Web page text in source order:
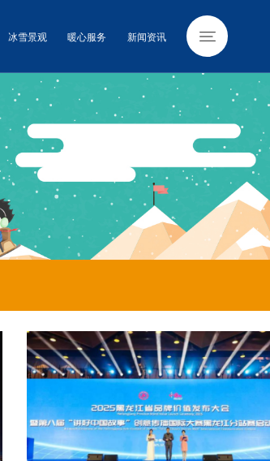
冰雪景观 暖心服务 新闻资讯